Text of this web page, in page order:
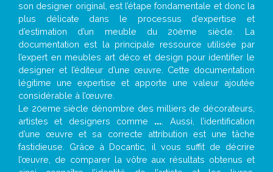
son designer original, est l’étape fondamentale et donc la
plus délicate dans le processus d’expertise et
d’estimation d’un meuble du 20ème siècle. La
documentation est la principale ressource utilisée par
l’expert en meubles art déco et design pour identifier le
designer et l’éditeur d’une œuvre. Cette documentation
légitime une expertise et apporte une valeur ajoutée
considérable à l’œuvre.
Le 20eme siècle dénombre des milliers de décorateurs,
artistes et designers comme ... . Aussi, l’identification
d’une œuvre et sa correcte attribution est une tâche
fastidieuse. Grâce à Docantic, il vous suffit de décrire
l’œuvre, de comparer la vôtre aux résultats obtenus et